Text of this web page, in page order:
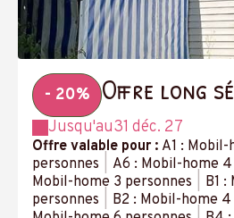
- 20%
Offre long
à partir de
Jusqu'au31 déc. 27
Offre valable pour : A1 :
personnes
A6 : Mobil-home
Mobil-home 3 personnes
B1
personnes
B2 : Mobil-home